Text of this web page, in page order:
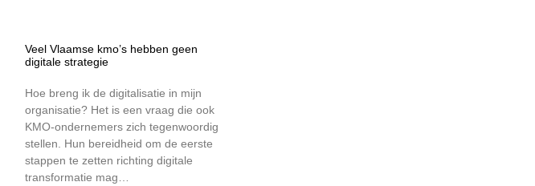
Veel Vlaamse kmo’s hebben geen
digitale strategie
Hoe breng ik de digitalisatie in mijn
organisatie? Het is een vraag die ook
KMO-ondernemers zich tegenwoordig
stellen. Hun bereidheid om de eerste
stappen te zetten richting digitale
transformatie mag…